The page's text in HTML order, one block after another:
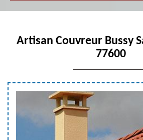
Artisan Couvreur Bussy
77600